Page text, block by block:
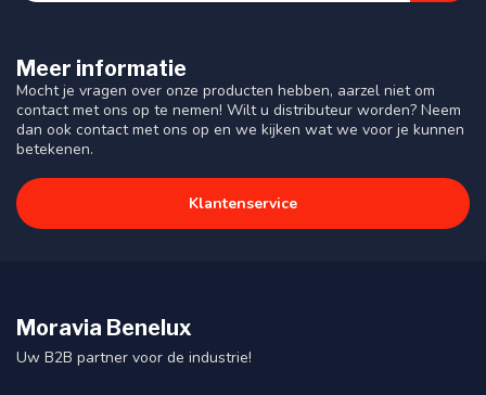
Meer informatie
Mocht je vragen over onze producten hebben, aarzel niet om
contact met ons op te nemen! Wilt u distributeur worden? Neem
dan ook contact met ons op en we kijken wat we voor je kunnen
betekenen.
Klantenservice
Moravia Benelux
Uw B2B partner voor de industrie!